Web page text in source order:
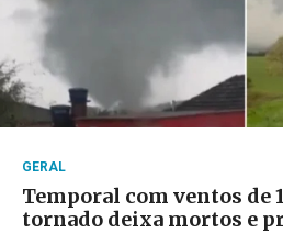
GERAL
Temporal com ventos de
tornado deixa mortos e